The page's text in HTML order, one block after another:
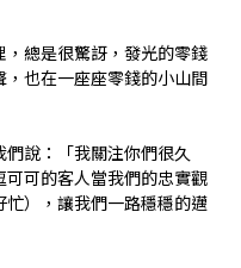
總是很驚訝，發光的零錢
也在一座座零錢的小山間
說：「我關注你們很久
可可的客人當我們的忠實觀
忙），讓我們一路穩穩的邁